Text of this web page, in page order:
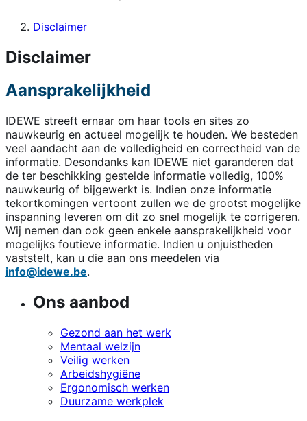
Disclaimer
Disclaimer
Aansprakelijkheid
IDEWE streeft ernaar om haar tools en sites zo
nauwkeurig en actueel mogelijk te houden. We besteden
veel aandacht aan de volledigheid en correctheid van de
informatie. Desondanks kan IDEWE niet garanderen dat
de ter beschikking gestelde informatie volledig, 100%
nauwkeurig of bijgewerkt is. Indien onze informatie
tekortkomingen vertoont zullen we de grootst mogelijke
inspanning leveren om dit zo snel mogelijk te corrigeren.
Wij nemen dan ook geen enkele aansprakelijkheid voor
mogelijks foutieve informatie. Indien u onjuistheden
vaststelt, kan u die aan ons meedelen via
info@idewe.be.
Ons aanbod
Gezond aan het werk
Mentaal welzijn
Veilig werken
Arbeidshygiëne
Ergonomisch werken
Duurzame werkplek